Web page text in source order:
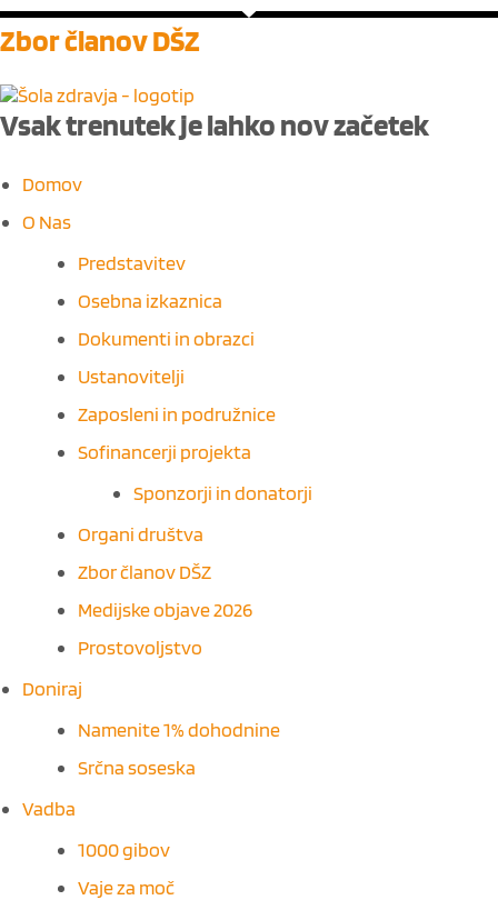
Zbor članov DŠZ
Vsak trenutek je lahko nov ​začetek
M
n
Domov
O Nas
Predstavitev
Osebna izkaznica
Dokumenti in obrazci
Ustanovitelji
Zaposleni in podružnice
Sofinancerji projekta
Sponzorji in donatorji
Organi društva
Zbor članov DŠZ
Medijske objave 2026
Prostovoljstvo
Doniraj
Namenite 1% dohodnine
Srčna soseska
Vadba
1000 gibov
Vaje za moč